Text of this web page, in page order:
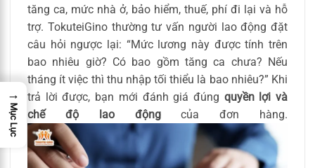
tăng ca, mức nhà ở, bảo hiểm, thuế, phí đi lại và hỗ
trợ. TokuteiGino thường tư vấn người lao động đặt
câu hỏi ngược lại: “Mức lương này được tính trên
bao nhiêu giờ? Có bao gồm tăng ca chưa? Nếu
tháng ít việc thì thu nhập tối thiểu là bao nhiêu?” Khi
trả lời được, bạn mới đánh giá đúng quyền lợi và
chế độ lao độngcủa đơn hàng.
→
Mục Lục